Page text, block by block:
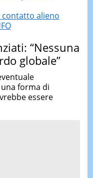
alieno
“Nessuna
globale”
forma di
essere